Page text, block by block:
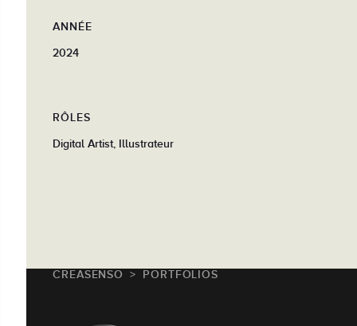
ANNÉE
2024
RÔLES
Digital Artist, Illustrateur
CREASENSO PORTFOLIOS